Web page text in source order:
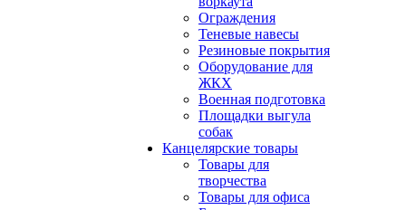
Ограждения
Теневые навесы
Резиновые покрытия
Оборудование для
ЖКХ
Военная подготовка
Площадки выгула
собак
Канцелярские товары
Товары для
творчества
Товары для офиса